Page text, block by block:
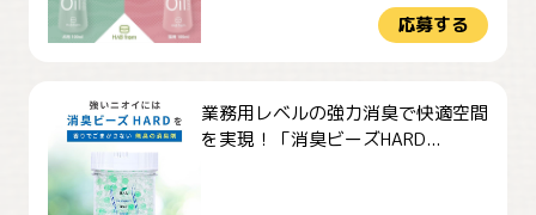
応募する
業務用レベルの強力消臭で快適空間
を実現！「消臭ビーズHARD...